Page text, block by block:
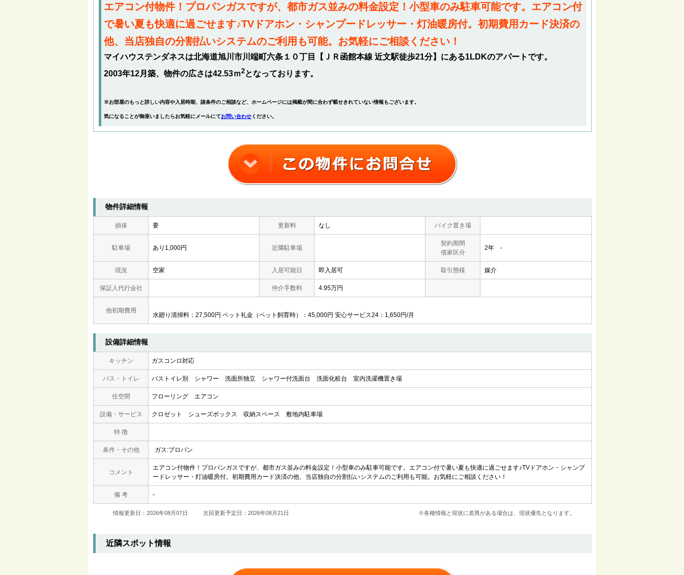
エアコン付物件！プロパンガスですが、都市ガス並みの料金設定！小型車のみ駐車可能です。エアコン付
で暑い夏も快適に過ごせます♪TVドアホン・シャンプードレッサー・灯油暖房付。初期費用カード決済の
他、当店独自の分割払いシステムのご利用も可能。お気軽にご相談ください！
マイハウステンダネスは北海道旭川市川端町六条１０丁目【ＪＲ函館本線 近文駅徒歩21分】にある1LDKのアパートです。
2003年12月築、物件の広さは42.53ｍ2となっております。
※お部屋のもっと詳しい内容や入居時期、諸条件のご相談など、ホームページには掲載が間に合わず載せきれていない情報もございます。
気になることが御座いましたらお気軽にメールにてお問い合わせください。
物件詳細情報
損保 要 更新料 なし バイク置き場
駐車場 あり1,000円 近隣駐車場
契約期間
借家区分
2年 -
現況 空家 入居可能日 即入居可 取引態様 媒介
保証人代行会社 仲介手数料 4.95万円
他初期費用
水廻り清掃料：27,500円 ペット礼金（ペット飼育時）：45,000円 安心サービス24：1,650円/月
設備詳細情報
キッチン ガスコンロ対応
バス・トイレ バストイレ別 シャワー 洗面所独立 シャワー付洗面台 洗面化粧台 室内洗濯機置き場
住空間 フローリング エアコン
設備・サービス クロゼット シューズボックス 収納スペース 敷地内駐車場
特 徴
条件・その他 ガス:プロパン
コメント
エアコン付物件！プロパンガスですが、都市ガス並みの料金設定！小型車のみ駐車可能です。エアコン付で暑い夏も快適に過ごせます♪TVドアホン・シャンプ
ードレッサー・灯油暖房付。初期費用カード決済の他、当店独自の分割払いシステムのご利用も可能。お気軽にご相談ください！
備 考 -
情報更新日：2026年08月07日 次回更新予定日：2026年08月21日 ※各種情報と現状に差異がある場合は、現状優先となります。
近隣スポット情報